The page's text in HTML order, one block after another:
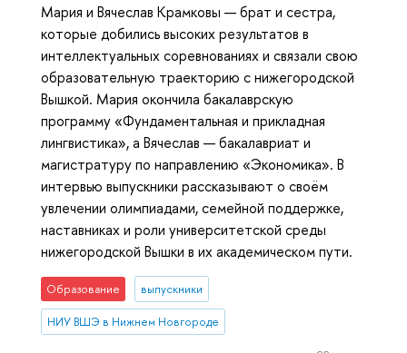
Мария и Вячеслав Крамковы — брат и сестра,
которые добились высоких результатов в
интеллектуальных соревнованиях и связали свою
образовательную траекторию с нижегородской
Вышкой. Мария окончила бакалаврскую
программу «Фундаментальная и прикладная
лингвистика», а Вячеслав — бакалавриат и
магистратуру по направлению «Экономика». В
интервью выпускники рассказывают о своём
увлечении олимпиадами, семейной поддержке,
наставниках и роли университетской среды
нижегородской Вышки в их академическом пути.
Образование выпускники
НИУ ВШЭ в Нижнем Новгороде